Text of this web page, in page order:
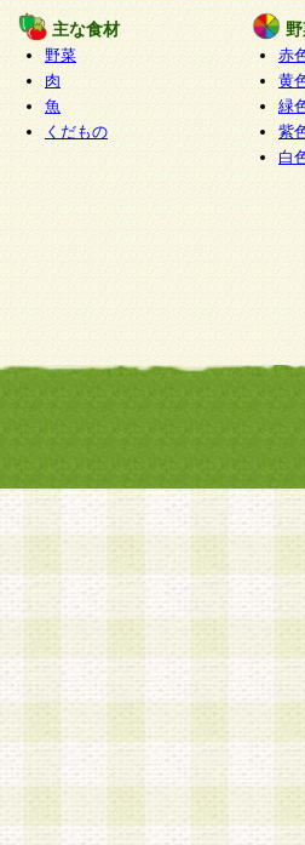
主な食材
野菜
肉
魚
くだもの
赤
黄
緑
紫
白